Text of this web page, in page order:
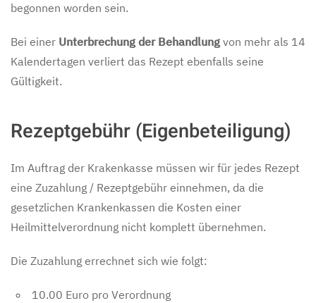
begonnen worden sein.
Bei einer Unterbrechung der Behandlung von mehr als 14
Kalendertagen verliert das Rezept ebenfalls seine
Gültigkeit.
Rezeptgebühr (Eigenbeteiligung)
Im Auftrag der Krakenkasse müssen wir für jedes Rezept
eine Zuzahlung / Rezeptgebühr einnehmen, da die
gesetzlichen Krankenkassen die Kosten einer
Heilmittelverordnung nicht komplett übernehmen.
Die Zuzahlung errechnet sich wie folgt:
10.00 Euro pro Verordnung